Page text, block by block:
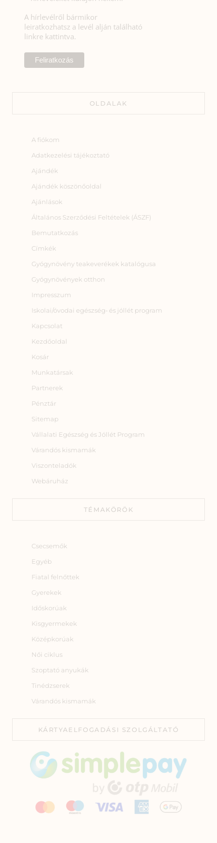
A hírlevélről bármikor
leiratkozhatsz a levél alján található
linkre kattintva.
OLDALAK
A fiókom
Adatkezelési tájékoztató
Ajándék
Ajándék köszönőoldal
Ajánlások
Általános Szerződési Feltételek (ÁSZF)
Bemutatkozás
Címkék
Gyógynövény teakeverékek katalógusa
Gyógynövények otthon
Impresszum
Iskolai/óvodai egészség‑ és jóllét program
Kapcsolat
Kezdőoldal
Kosár
Munkatársak
Partnerek
Pénztár
Sitemap
Vállalati Egészség és Jóllét Program
Várandós kismamák
Viszonteladók
Webáruház
TÉMAKÖRÖK
Csecsemők
Egyéb
Fiatal felnőttek
Gyerekek
Időskorúak
Kisgyermekek
Középkorúak
Női ciklus
Szoptató anyukák
Tinédzserek
Várandós kismamák
KÁRTYAELFOGADÁSI SZOLGÁLTATÓ